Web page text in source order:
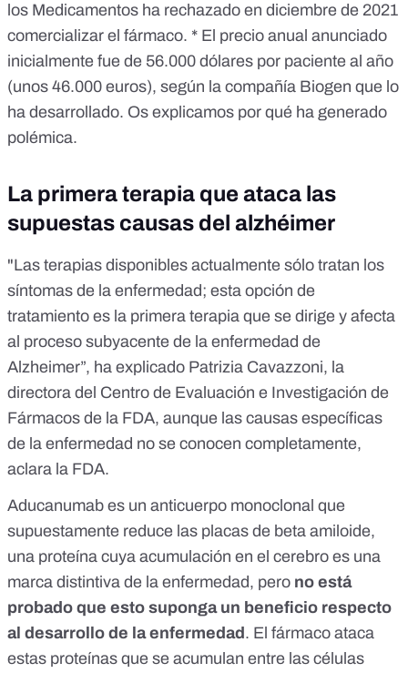
los Medicamentos ha rechazado en diciembre de 2021
comercializar el fármaco. * El precio anual anunciado
inicialmente fue de 56.000 dólares por paciente al año
(unos 46.000 euros), según la compañía Biogen que lo
ha desarrollado. Os explicamos por qué ha generado
polémica.
La primera terapia que ataca las
supuestas causas del alzhéimer
"Las terapias disponibles actualmente sólo tratan los
síntomas de la enfermedad; esta opción de
tratamiento es la primera terapia que se dirige y afecta
al proceso subyacente de la enfermedad de
Alzheimer”, ha explicado Patrizia Cavazzoni, la
directora del Centro de Evaluación e Investigación de
Fármacos de la FDA, aunque las causas específicas
de la enfermedad no se conocen completamente,
aclara la FDA.
Aducanumab es un anticuerpo monoclonal que
supuestamente reduce las placas de beta amiloide,
una proteína cuya acumulación en el cerebro es una
marca distintiva de la enfermedad, pero no está
probado que esto suponga un beneficio respecto
al desarrollo de la enfermedad . El fármaco ataca
estas proteínas que se acumulan entre las células